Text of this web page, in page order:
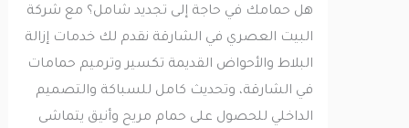
هل حمامك في حاجة إلى تجديد شامل؟ مع شركة
البيت العصري في الشارقة نقدم لك خدمات إزالة
البلاط والأحواض القديمة تكسير وترميم حمامات
في الشارقة، وتحديث كامل للسباكة والتصميم
الداخلي للحصول على حمام مريح وأنيق يتماشى